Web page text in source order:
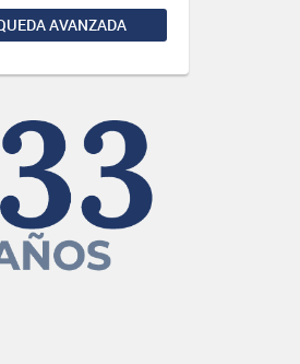
AVANZADA